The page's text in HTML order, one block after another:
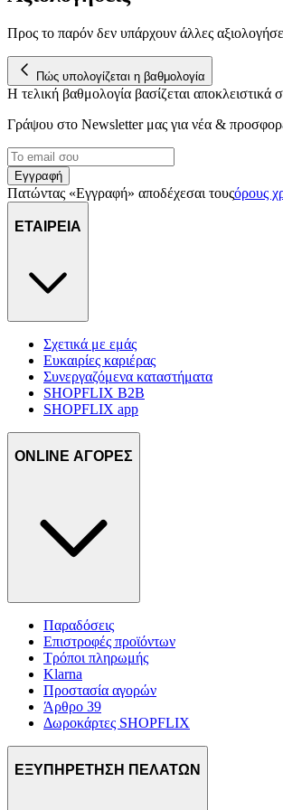
Προς το παρόν δεν υπάρχουν άλλες
Πώς υπολογίζεται η βαθμολογία
Η τελική βαθμολογία βασίζεται
Γράψου στο Νewsletter μας για νέα &
Εγγραφή
Πατώντας «Εγγραφή» αποδέχεσαι τουςόρους
ΕΤΑΙΡΕΙΑ
Σχετικά με εμάς
Ευκαιρίες καριέρας
Συνεργαζόμενα καταστήματα
SHOPFLIX B2B
SHOPFLIX app
ONLINE ΑΓΟΡΕΣ
Παραδόσεις
Επιστροφές προϊόντων
Τρόποι πληρωμής
Klarna
Προστασία αγορών
Άρθρο 39
Δωροκάρτες SHOPFLIX
ΕΞΥΠΗΡΕΤΗΣΗ ΠΕΛΑΤΩΝ